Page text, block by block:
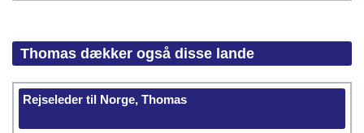
Thomas dækker også disse lande
Rejseleder til Norge, Thomas